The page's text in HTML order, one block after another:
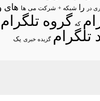
در را شبکه + شرکت می ها های و
که گروه تلگرام
گزیده خبری یک